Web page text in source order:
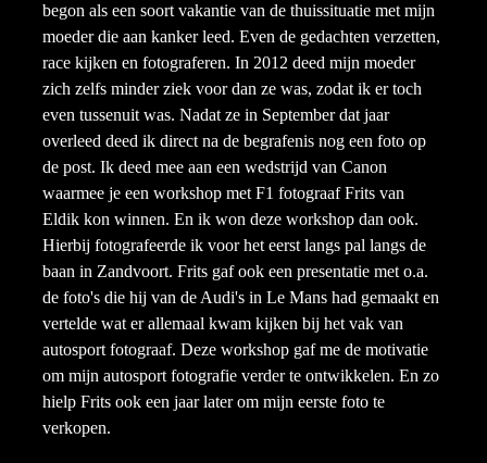
begon als een soort vakantie van de thuissituatie met mijn
moeder die aan kanker leed. Even de gedachten verzetten,
race kijken en fotograferen. In 2012 deed mijn moeder
zich zelfs minder ziek voor dan ze was, zodat ik er toch
even tussenuit was. Nadat ze in September dat jaar
overleed deed ik direct na de begrafenis nog een foto op
de post. Ik deed mee aan een wedstrijd van Canon
waarmee je een workshop met F1 fotograaf Frits van
Eldik kon winnen. En ik won deze workshop dan ook.
Hierbij fotografeerde ik voor het eerst langs pal langs de
baan in Zandvoort. Frits gaf ook een presentatie met o.a.
de foto's die hij van de Audi's in Le Mans had gemaakt en
vertelde wat er allemaal kwam kijken bij het vak van
autosport fotograaf. Deze workshop gaf me de motivatie
om mijn autosport fotografie verder te ontwikkelen. En zo
hielp Frits ook een jaar later om mijn eerste foto te
verkopen.